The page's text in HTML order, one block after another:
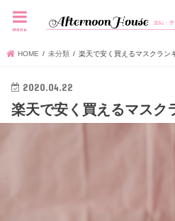
menu
HOME 未分類 楽天で安く買えるマスクラン
2020.04.22
楽天で安く買えるマスク